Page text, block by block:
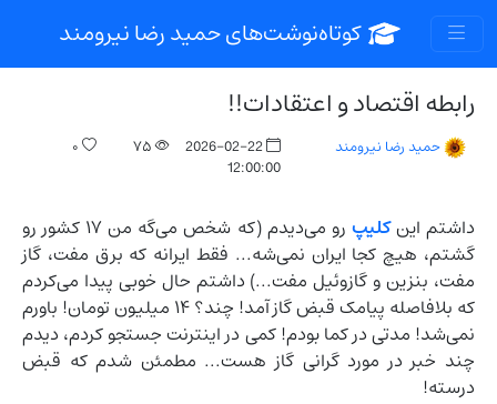
کوتاه‌نوشت‌های حمید رضا نیرومند
رابطه اقتصاد و اعتقادات!!
حمید رضا نیرومند
2026-02-22
12:00:00
۷۵ ۰
داشتم اینکلیپ
رو می‌دیدم (که شخص می‌گه من ۱۷ کشور رو
گشتم، هیچ کجا ایران نمی‌شه... فقط ایرانه که برق مفت، گاز
مفت، بنزین و گازوئیل مفت...) داشتم حال خوبی پیدا می‌کردم
که بلافاصله پیامک قبض گاز آمد! چند؟ ۱۴ میلیون تومان! باورم
نمی‌شد! مدتی در کما بودم! کمی در اینترنت جستجو کردم، دیدم
چند خبر در مورد گرانی گاز هست... مطمئن شدم که قبض
درسته!